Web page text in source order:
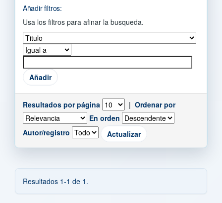
Añadir filtros:
Usa los filtros para afinar la busqueda.
Resultados por página | Ordenar por
En orden
Autor/registro
Resultados 1-1 de 1.